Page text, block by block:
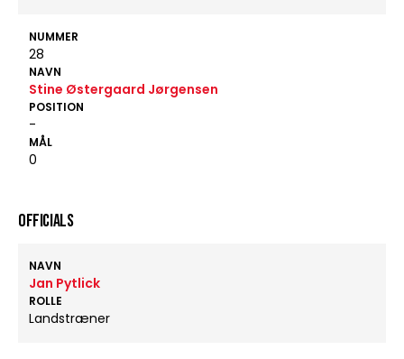
NUMMER
28
NAVN
Stine Østergaard Jørgensen
POSITION
-
MÅL
0
OFFICIALS
NAVN
Jan Pytlick
ROLLE
Landstræner